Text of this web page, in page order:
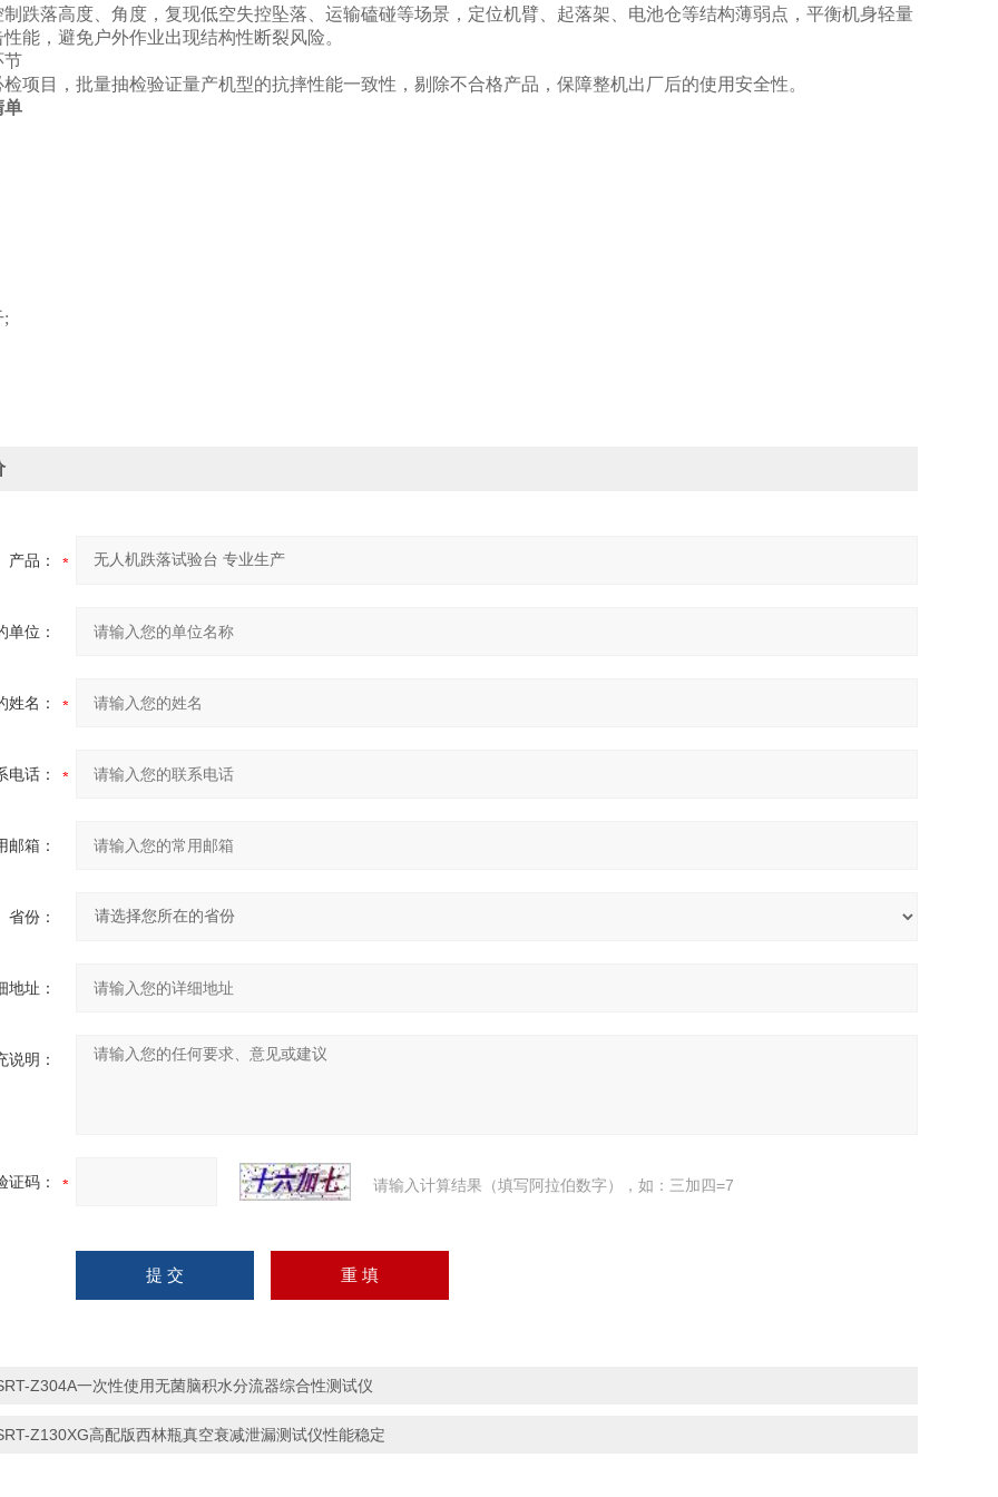
跌落高度、角度，复现低空失控坠落、运输磕碰等场景，定位机臂、起落架、电池仓等结构薄弱点，平衡机身轻量
能，避免户外作业出现结构性断裂风险。
节‌
项目，批量抽检验证量产机型的抗摔性能一致性，剔除不合格产品，保障整机出厂后的使用安全性。
单
;
产品：
单位：
姓名：
电话：
邮箱：
省份：
地址：
说明：
证码： 请输入计算结果（填写阿拉伯数字），如：三加四=7
Z304A一次性使用无菌脑积水分流器综合性测试仪
Z130XG高配版西林瓶真空衰减泄漏测试仪性能稳定